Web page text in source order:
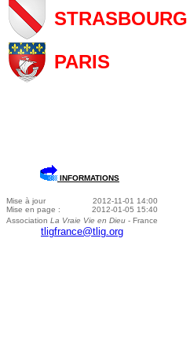
STRASBOURG
PARIS
INFORMATIONS
Mise à jour
2012-11-01 14:00
Mise en page :
2012-01-05 15:40
Association La Vraie Vie en Dieu - France
tligfrance@tlig.org